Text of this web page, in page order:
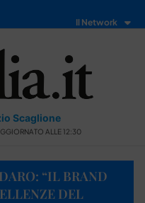
Il Network
Scaglione
ALLE 12:30
“IL BRAND
DEL